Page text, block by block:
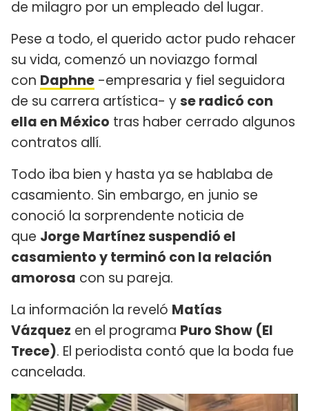
de milagro por un empleado del lugar.
Pese a todo, el querido actor pudo rehacer
su vida, comenzó un noviazgo formal
con Daphne -empresaria y fiel seguidora
de su carrera artística- yse radicó con
ella en México tras haber cerrado algunos
contratos allí.
Todo iba bien y hasta ya se hablaba de
casamiento. Sin embargo, en junio se
conoció la sorprendente noticia de
que Jorge Martínez suspendió el
casamiento y terminó con la relación
amorosa con su pareja.
La información la reveló Matías
Vázquez en el programa Puro Show (El
Trece). El periodista contó que la boda fue
cancelada.